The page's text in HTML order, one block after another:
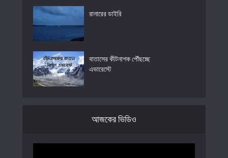
রানারের ডাইরি
বাতাসের কীটনাশক পৌঁছচ্ছে
এভারেস্টে
আজকের ভিডিও